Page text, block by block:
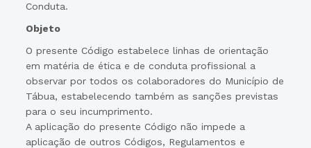
Conduta.
Objeto
O presente Código estabelece linhas de orientação
em matéria de ética e de conduta profissional a
observar por todos os colaboradores do Município de
Tábua, estabelecendo também as sanções previstas
para o seu incumprimento.
A aplicação do presente Código não impede a
aplicação de outros Códigos, Regulamentos e